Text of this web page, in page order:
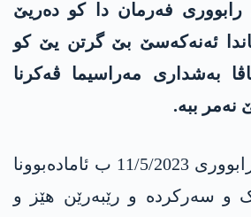
فه‌رمان دا كو ده‌ریێ
ئه‌نه‌كه‌سێ بێ گرتن یێ كو
به‌شداری مه‌راسیما ڤه‌كرنا
نه‌مر ببه‌.
ل رۆژا پێنجشەما رابووری 11/5/2023 ب ئاماده‌بوونا
سه‌ركرده‌ و رێبه‌رێن هێز و